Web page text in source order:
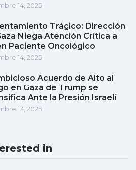
14, 2025
Trágico: Dirección
Niega Atención Crítica a
Paciente Oncológico
14, 2025
Acuerdo de Alto al
en Gaza de Trump se
Ante la Presión Israelí
13, 2025
in